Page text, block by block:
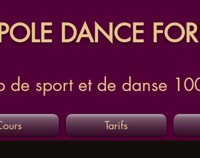
DANCE
de sport et de danse
Tarifs